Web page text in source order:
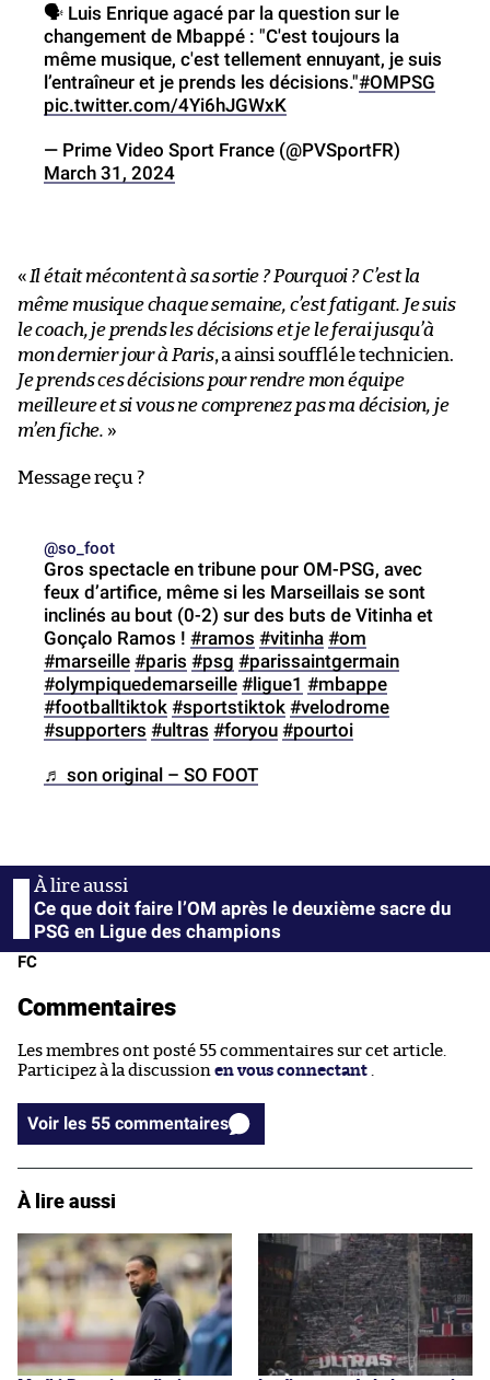
🗣️ Luis Enrique agacé par la question sur le
changement de Mbappé : "C'est toujours la
même musique, c'est tellement ennuyant, je suis
l’entraîneur et je prends les décisions."#OMPSG
pic.twitter.com/4Yi6hJGWxK
— Prime Video Sport France (@PVSportFR)
March 31, 2024
« Il était mécontent à sa sortie ? Pourquoi ? C’est la
même musique chaque semaine, c’est fatigant. Je suis
le coach, je prends les décisions et je le ferai jusqu’à
mon dernier jour à Paris, a ainsi soufflé le technicien.
Je prends ces décisions pour rendre mon équipe
meilleure et si vous ne comprenez pas ma décision, je
m’en fiche. »
Message reçu ?
@so_foot
Gros spectacle en tribune pour OM-PSG, avec
feux d’artifice, même si les Marseillais se sont
inclinés au bout (0-2) sur des buts de Vitinha et
Gonçalo Ramos ! #ramos #vitinha #om
#marseille #paris #psg #parissaintgermain
#olympiquedemarseille #ligue1 #mbappe
#footballtiktok #sportstiktok #velodrome
#supporters #ultras #foryou #pourtoi
♬ son original – SO FOOT
Ce que doit faire l’OM après le deuxième sacre du
PSG en Ligue des champions
FC
Commentaires
Les membres ont posté 55 commentaires sur cet article.
Participez à la discussion en vous connectant
Voir les 55 commentaires
À lire aussi